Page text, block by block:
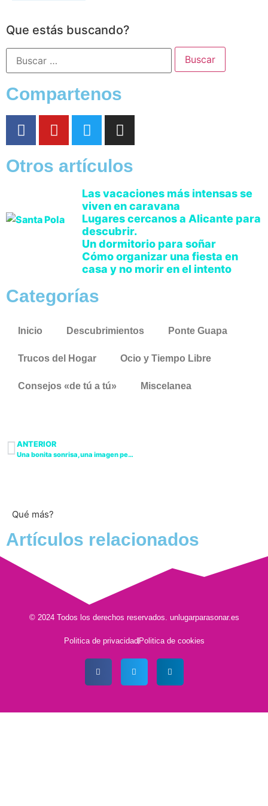
Que estás buscando?
Compartenos
Otros artículos
Las vacaciones más intensas se
viven en caravana
Lugares cercanos a Alicante para
descubrir.
Un dormitorio para soñar
Cómo organizar una fiesta en
casa y no morir en el intento
Categorías
Inicio Descubrimientos Ponte Guapa
Trucos del Hogar Ocio y Tiempo Libre
Consejos «de tú a tú» Miscelanea
ANTERIOR
Una bonita sonrisa, una imagen perfecta
Qué más?
Artículos relacionados
© 2024 Todos los derechos reservados. unlugarparasonar.es
Politica de privacidad Politica de cookies